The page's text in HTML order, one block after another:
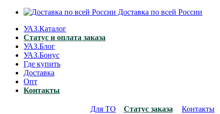
Доставка по всей России
УАЗ.Каталог
Статус и оплата заказа
УАЗ.Блог
УАЗ.Бонус
Где купить
Доставка
Опт
Контакты
Для ТО Статус заказа
Контакты